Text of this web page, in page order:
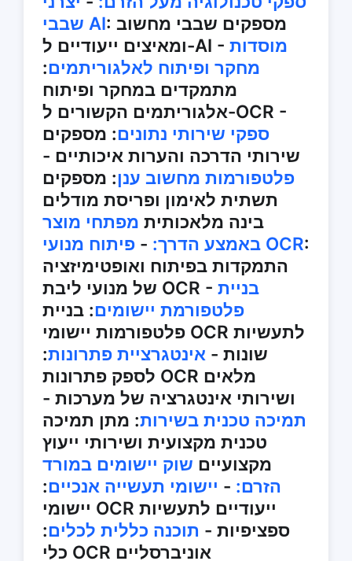
שבבי AI: מספקים שבבי מחשוב
ומאיצים ייעודיים ל-AI - מוסדות
מחקר ופיתוח לאלגוריתמים:
מתמקדים במחקר ופיתוח
אלגוריתמים הקשורים ל-OCR -
ספקי שירותי נתונים: מספקים
שירותי הדרכה והערות איכותיים -
פלטפורמות מחשוב ענן: מספקים
תשתית לאימון ופריסת מודלים
בינה מלאכותית מפתחי מוצר
באמצע הדרך: - פיתוח מנועי OCR:
התמקדות בפיתוח ואופטימיזציה
של מנועי ליבת OCR - בניית
פלטפורמת יישומים: בניית
פלטפורמות יישומי OCR לתעשיות
שונות - אינטגרציית פתרונות:
לספק פתרונות OCR מלאים
ושירותי אינטגרציה של מערכות -
תמיכה טכנית בשירות: מתן תמיכה
טכנית מקצועית ושירותי ייעוץ
מקצועיים שוק יישומים במורד
הזרם: - יישומי תעשייה אנכיים:
יישומי OCR ייעודיים לתעשיות
ספציפיות - תוכנה כללית לכלים:
כלי OCR אוניברסליים